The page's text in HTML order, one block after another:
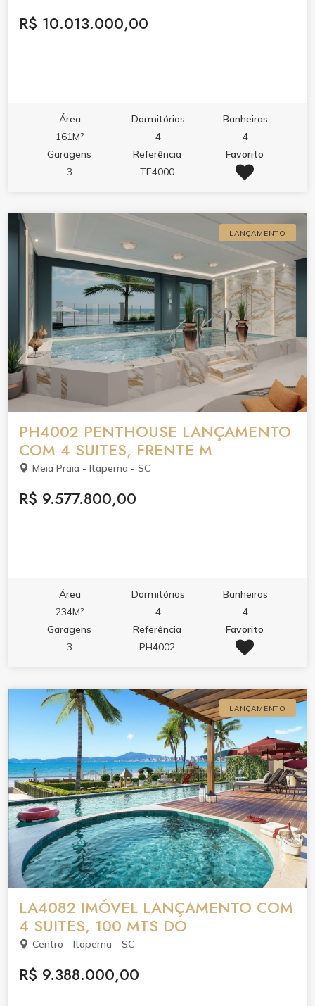
R$ 10.013.000,00
Área
161M²
Dormitórios
4
Banheiros
4
Garagens
3
Referência
TE4000
Favorito
LANÇAMENTO
PH4002 PENTHOUSE LANÇAMENTO
COM 4 SUITES, FRENTE M
Meia Praia - Itapema - SC
R$ 9.577.800,00
Área
234M²
Dormitórios
4
Banheiros
4
Garagens
3
Referência
PH4002
Favorito
LANÇAMENTO
LA4082 IMÓVEL LANÇAMENTO COM
4 SUITES, 100 MTS DO
Centro - Itapema - SC
R$ 9.388.000,00